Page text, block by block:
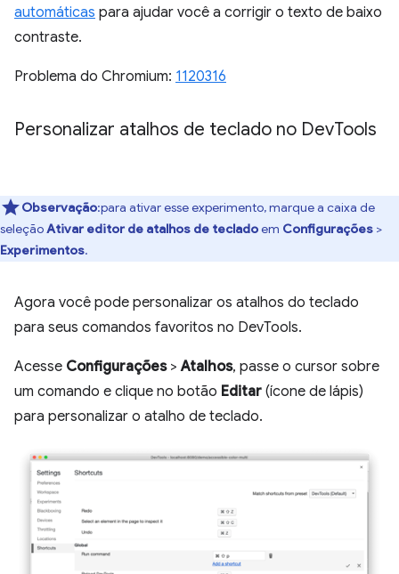
automáticas para ajudar você a corrigir o texto de baixo
contraste.
Problema do Chromium: 1120316
Personalizar atalhos de teclado no DevTools
Observação:para ativar esse experimento, marque a caixa de
seleçãoAtivar editor de atalhos de tecladoem Configurações >
Experimentos.
Agora você pode personalizar os atalhos do teclado
para seus comandos favoritos no DevTools.
Acesse Configurações>Atalhos, passe o cursor sobre
um comando e clique no botão Editar (ícone de lápis)
para personalizar o atalho de teclado.